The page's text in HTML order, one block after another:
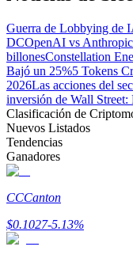
Bitrue Partners
Afiliados de Bitrue
Guerra de Lobbying de
DCOpenAI vs
billonesConstellation
Bajó un 25%5 Tokens
2026Las acciones del
inversión de Wall Street:
Clasificación de
Nuevos Listados
Tendencias
Ganadores
CCCanton
$0.1027-5.13%